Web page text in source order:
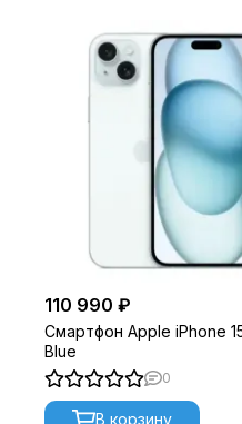
110 990 ₽
Смартфон Apple iPhone
Blue
0
В корзину